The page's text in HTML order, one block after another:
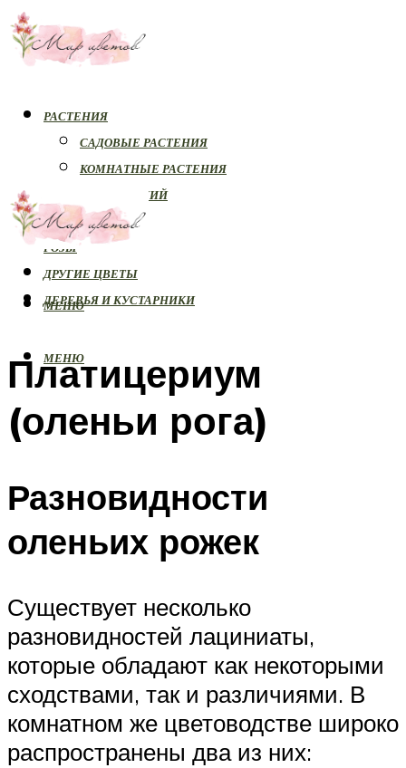
РАСТЕНИЯ
САДОВЫЕ РАСТЕНИЯ
КОМНАТНЫЕ РАСТЕНИЯ
БОЛЕЗНИ РАСТЕНИЙ
ОРХИДЕИ
РОЗЫ
ДРУГИЕ ЦВЕТЫ
ДЕРЕВЬЯ И КУСТАРНИКИ
МЕНЮ
МЕНЮ
Платицериум
(оленьи рога)
Разновидности
оленьих рожек
Существует несколько
разновидностей лациниаты,
которые обладают как некоторыми
сходствами, так и различиями. В
комнатном же цветоводстве широко
распространены два из них: